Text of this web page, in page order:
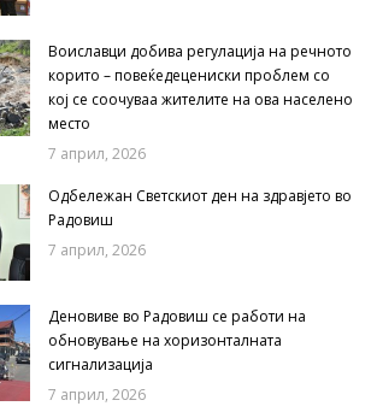
Воиславци добива регулација на речното
корито – повеќедецениски проблем со
кој се соочуваа жителите на ова населено
место
7 април, 2026
Одбележан Светскиот ден на здравјето во
Радовиш
7 април, 2026
Деновиве во Радовиш се работи на
обновување на хоризонталната
сигнализација
7 април, 2026